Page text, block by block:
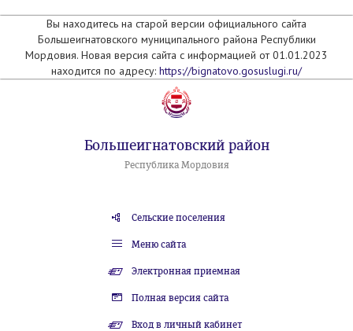
Вы находитесь на старой версии официального сайта
Большеигнатовского муниципального района Республики
Мордовия. Новая версия сайта с информацией от 01.01.2023
находится по адресу: https://bignatovo.gosuslugi.ru/
Большеигнатовский район
Республика Мордовия
Сельские поселения
Меню сайта
Электронная приемная
Полная версия сайта
Вход в личный кабинет